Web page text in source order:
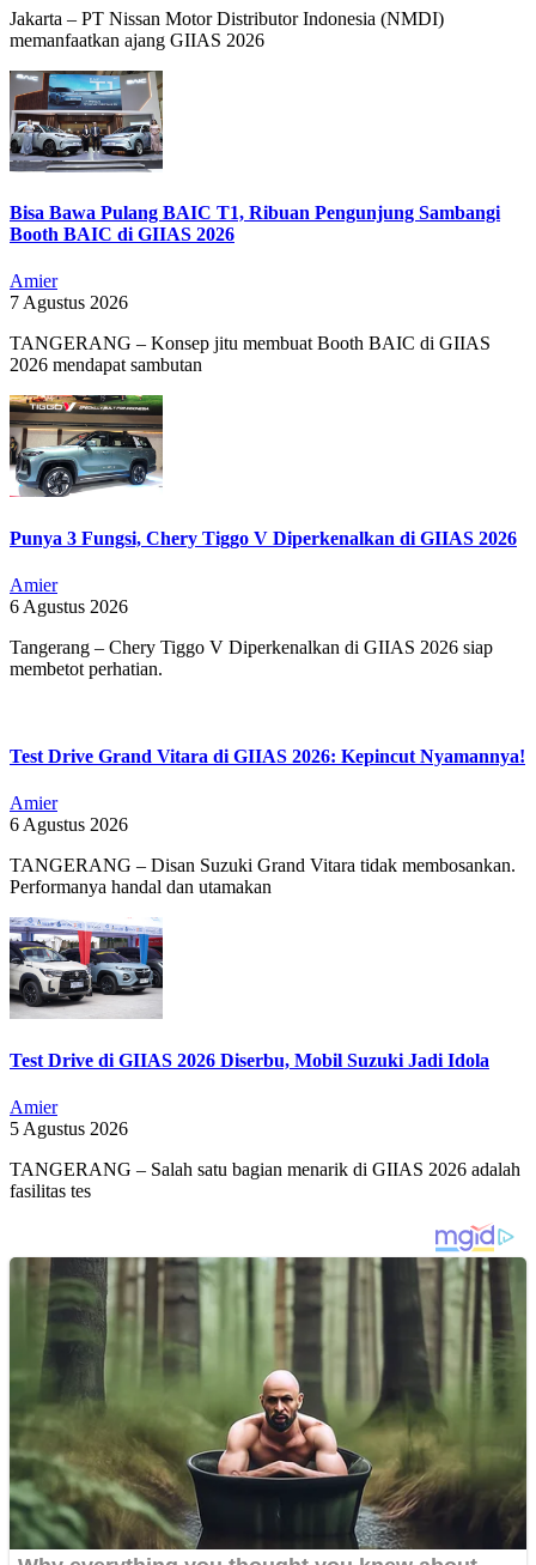
Jakarta – PT Nissan Motor Distributor Indonesia (NMDI)
memanfaatkan ajang GIIAS 2026
Bisa Bawa Pulang BAIC T1, Ribuan Pengunjung Sambangi
Booth BAIC di GIIAS 2026
Amier
7 Agustus 2026
TANGERANG – Konsep jitu membuat Booth BAIC di GIIAS
2026 mendapat sambutan
Punya 3 Fungsi, Chery Tiggo V Diperkenalkan di GIIAS 2026
Amier
6 Agustus 2026
Tangerang – Chery Tiggo V Diperkenalkan di GIIAS 2026 siap
membetot perhatian.
Test Drive Grand Vitara di GIIAS 2026: Kepincut Nyamannya!
Amier
6 Agustus 2026
TANGERANG – Disan Suzuki Grand Vitara tidak membosankan.
Performanya handal dan utamakan
Test Drive di GIIAS 2026 Diserbu, Mobil Suzuki Jadi Idola
Amier
5 Agustus 2026
TANGERANG – Salah satu bagian menarik di GIIAS 2026 adalah
fasilitas tes